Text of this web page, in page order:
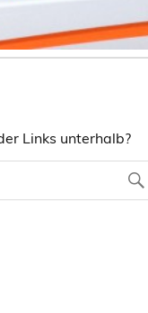
Links unterhalb?